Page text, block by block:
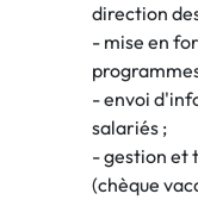
direction
- mise en
- envoi
salariés ;
- gestion et
(chèque